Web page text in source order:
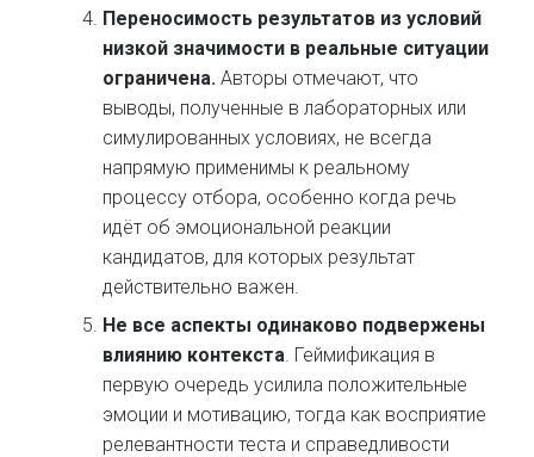
Переносимость результатов из условий
низкой значимости в реальные ситуации
ограничена.Авторы отмечают, что
выводы, полученные в лабораторных или
симулированных условиях, не всегда
напрямую применимы к реальному
процессу отбора, особенно когда речь
идёт об эмоциональной реакции
кандидатов, для которых результат
действительно важен.
Не все аспекты одинаково подвержены
влиянию контекста. Геймификация в
первую очередь усилила положительные
эмоции и мотивацию, тогда как восприятие
релевантности теста и справедливости